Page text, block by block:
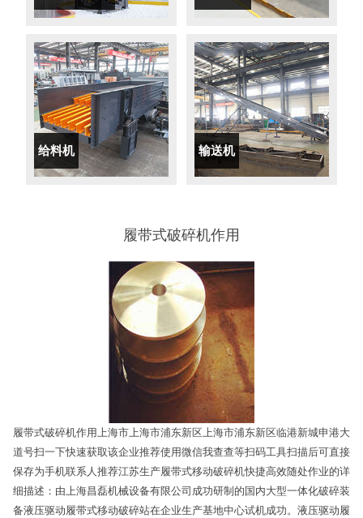
给料机 输送机
履带式破碎机作用
履带式破碎机作用上海市上海市浦东新区上海市浦东新区临港新城申港大
道号扫一下快速获取该企业推荐使用微信我查查等扫码工具扫描后可直接
保存为手机联系人推荐江苏生产履带式移动破碎机快捷高效随处作业的详
细描述：由上海昌磊机械设备有限公司成功研制的国内大型一体化破碎装
备液压驱动履带式移动破碎站在企业生产基地中心试机成功。液压驱动履